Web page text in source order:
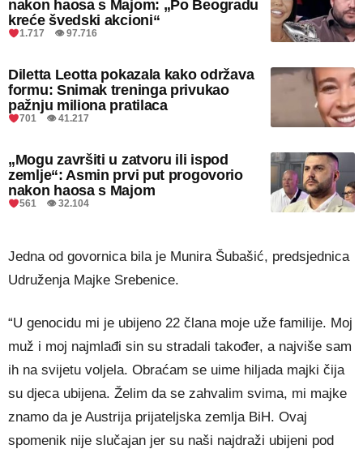
nakon haosa s Majom: „Po Beogradu
kreće švedski akcioni“
1.717 👁 97.716
Diletta Leotta pokazala kako održava
formu: Snimak treninga privukao
pažnju miliona pratilaca
701 👁 41.217
„Mogu završiti u zatvoru ili ispod
zemlje“: Asmin prvi put progovorio
nakon haosa s Majom
561 👁 32.104
Jedna od govornica bila je Munira Šubašić, predsjednica
Udruženja Majke Srebenice.
“U genocidu mi je ubijeno 22 člana moje uže familije. Moj
muž i moj najmlađi sin su stradali također, a najviše sam
ih na svijetu voljela. Obraćam se uime hiljada majki čija
su djeca ubijena. Želim da se zahvalim svima, mi majke
znamo da je Austrija prijateljska zemlja BiH. Ovaj
spomenik nije slučajan jer su naši najdraži ubijeni pod